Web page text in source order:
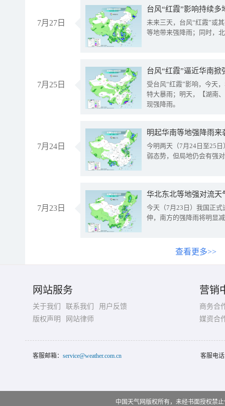
7月27日
台风“红霞”影响持续
未来三天，台风“红霞”或
等地带来强降雨；同时，
7月25日
台风“红霞”逼近华南
受台风“红霞”影响，今天
特大暴雨；明天，【湖南
现强降雨。
7月24日
明起华南等地强降雨
今明两天（7月24日至25
弱态势，但局地仍会有强
7月23日
华北东北等地强对流天
今天（7月23日）我国正
伸，南方的强降雨将明显
查看更多>>
网站服务
关于我们 联系我们
用户反馈
版权声明
网站律师
营销
商务合
媒资合
客服邮箱： service@weather.com.cn 客服电
中国天气网版权所有，未经书面授权